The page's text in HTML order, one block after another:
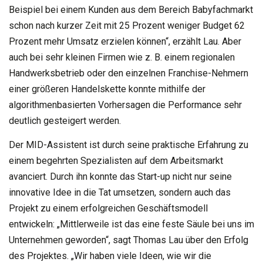
Beispiel bei einem Kunden aus dem Bereich Babyfachmarkt
schon nach kurzer Zeit mit 25 Prozent weniger Budget 62
Prozent mehr Umsatz erzielen können“, erzählt Lau. Aber
auch bei sehr kleinen Firmen wie z. B. einem regionalen
Handwerksbetrieb oder den einzelnen Franchise-Nehmern
einer größeren Handelskette konnte mithilfe der
algorithmenbasierten Vorhersagen die Performance sehr
deutlich gesteigert werden.
Der MID-Assistent ist durch seine praktische Erfahrung zu
einem begehrten Spezialisten auf dem Arbeitsmarkt
avanciert. Durch ihn konnte das Start-up nicht nur seine
innovative Idee in die Tat umsetzen, sondern auch das
Projekt zu einem erfolgreichen Geschäftsmodell
entwickeln: „Mittlerweile ist das eine feste Säule bei uns im
Unternehmen geworden“, sagt Thomas Lau über den Erfolg
des Projektes. „Wir haben viele Ideen, wie wir die